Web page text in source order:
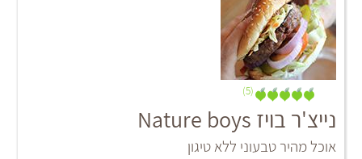
(5)
נייצ'ר בויז Nature boys
אוכל מהיר טבעוני ללא טיגון